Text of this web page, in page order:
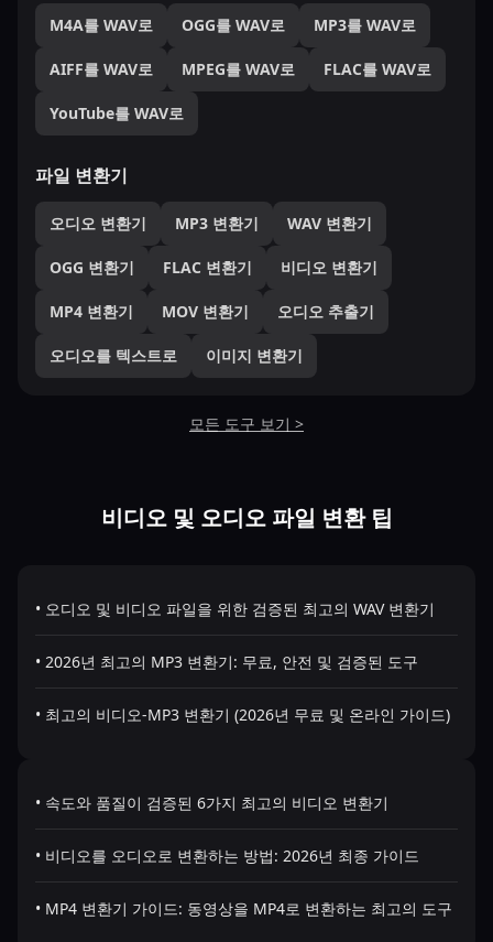
M4A를 WAV로 OGG를 WAV로 MP3를 WAV로
AIFF를 WAV로 MPEG를 WAV로 FLAC를 WAV로
YouTube를 WAV로
파일 변환기
오디오 변환기 MP3 변환기 WAV 변환기
OGG 변환기 FLAC 변환기 비디오 변환기
MP4 변환기 MOV 변환기 오디오 추출기
오디오를 텍스트로 이미지 변환기
모든 도구 보기 >
비디오 및 오디오 파일 변환 팁
• 오디오 및 비디오 파일을 위한 검증된 최고의 WAV 변환기
• 2026년 최고의 MP3 변환기: 무료, 안전 및 검증된 도구
• 최고의 비디오-MP3 변환기 (2026년 무료 및 온라인 가이드)
• 속도와 품질이 검증된 6가지 최고의 비디오 변환기
• 비디오를 오디오로 변환하는 방법: 2026년 최종 가이드
• MP4 변환기 가이드: 동영상을 MP4로 변환하는 최고의 도구